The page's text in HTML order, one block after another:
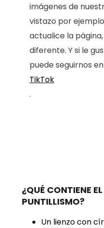
imágenes de
vistazo por
actualice la
diferente. Y si le
puede seguirnos
TikTok
.
¿QUÉ CONTIENE EL
PUNTILLISMO?
Un lienzo con